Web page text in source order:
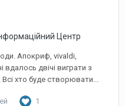
Центр
Апокриф, vivaldi,
вдалось двічі виграти з
Всі хто буде створювати...
1